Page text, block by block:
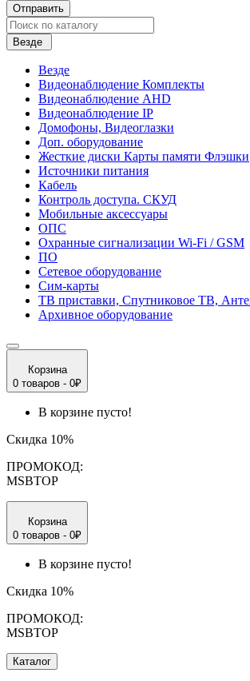
Отправить
Везде
Везде
Видеонаблюдение Комплекты
Видеонаблюдение AHD
Видеонаблюдение IP
Домофоны, Видеоглазки
Доп. оборудование
Жесткие диски Карты памяти Флэшки
Источники питания
Кабель
Контроль доступа. СКУД
Мобильные аксессуары
ОПС
Охранные сигнализации Wi-Fi / GSM
ПО
Сетевое оборудование
Сим-карты
ТВ приставки, Спутниковое ТВ,
Архивное оборудование
Корзина
0 товаров - 0₽
В корзине пусто!
Скидка 10%
ПРОМОКОД:
MSBTOP
Корзина
0 товаров - 0₽
В корзине пусто!
Скидка 10%
ПРОМОКОД:
MSBTOP
Каталог